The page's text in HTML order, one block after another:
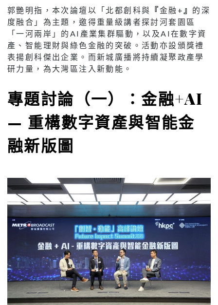
郭艷明指，本次論壇以「北都創科與 『金融+ 』 的深
度融合」為主題，邀得重量級講者探討河套園區
「一河兩岸」的AI產業集群驅動，以及AI在數字資
產、智能理財與綠色金融的突破。活動亦設頒獎禮
表揚創科傑出企業。而新城廣播將持續凝聚政產學
研力量，為大灣區注入新動能。
專題討論（一）：金融+AI
— 重構數字資產與智能金
融新版圖